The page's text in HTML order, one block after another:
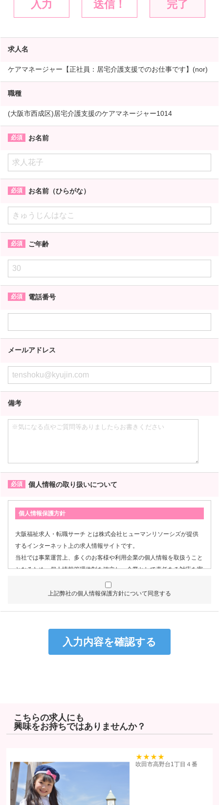
入力 送信！ 完了
求人名
ケアマネージャー【正社員：居宅介護支援でのお仕事です】(nor)
職種
(大阪市西成区)居宅介護支援のケアマネージャー1014
お名前
お名前（ひらがな）
ご年齢
電話番号
メールアドレス
備考
個人情報の取り扱いについて
個人情報保護方針
大阪福祉求人・転職サーチ とは株式会社ヒューマンリソーシズが提供
するインターネット上の求人情報サイトです。
当社では事業運営上、多くのお客様や利用企業の個人情報を取扱うこと
となるため、個人情報管理体制を確立し、企業として責任ある対応を実
個人情報は、適法かつ適正な方法で取得します。
個人情報は、本人の同意なく第三者に提供しません。
個人情報の取扱いについて
イバシーポリシーを掲示し、当プライバシーポリシーに準拠して提供さ
れるサービス（以下「本サービス」といいます）の利用企業・団体等
（以下「利用企業等」といいます）および本サービスをご利用になる方
（以下「ユーザー」といいます）のプライバシーを尊重し、ユーザーの
上記弊社の個人情報保護方針について同意する
こちらの求人にも
興味をお持ちではありませんか？
39
吹田市高野台1丁目４番